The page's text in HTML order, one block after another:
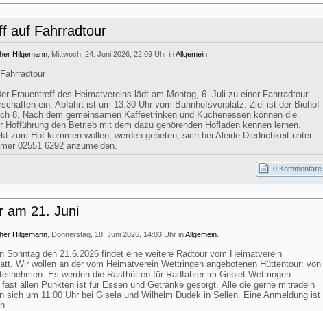
auf Fahrradtour
Hilgemann , Mittwoch, 24. Juni 2026, 22:09 Uhr inAllgemein
Frauentreff des Heimatvereins lädt am Montag, 6. Juli zu einer Fahrradtour
ein. Abfahrt ist um 13:30 Uhr vom Bahnhofsvorplatz. Ziel ist der Biohof
8. Nach dem gemeinsamen Kaffeetrinken und Kuchenessen können die
Hofführung den Betrieb mit dem dazu gehörenden Hofladen kennen lernen.
zum Hof kommen wollen, werden gebeten, sich bei Aleide Diedrichkeit unter
02551 6292 anzumelden.
0 Kommentare
am 21. Juni
Hilgemann , Donnerstag, 18. Juni 2026, 14:03 Uhr inAllgemein
Sonntag den 21.6.2026 findet eine weitere Radtour vom Heimatverein
Wir wollen an der vom Heimatverein Wettringen angebotenen Hüttentour: von
Es werden die Rasthütten für Radfahrer im Gebiet Wettringen
allen Punkten ist für Essen und Getränke gesorgt. Alle die gerne mitradeln
sich um 11:00 Uhr bei Gisela und Wilhelm Dudek in Sellen. Eine Anmeldung ist